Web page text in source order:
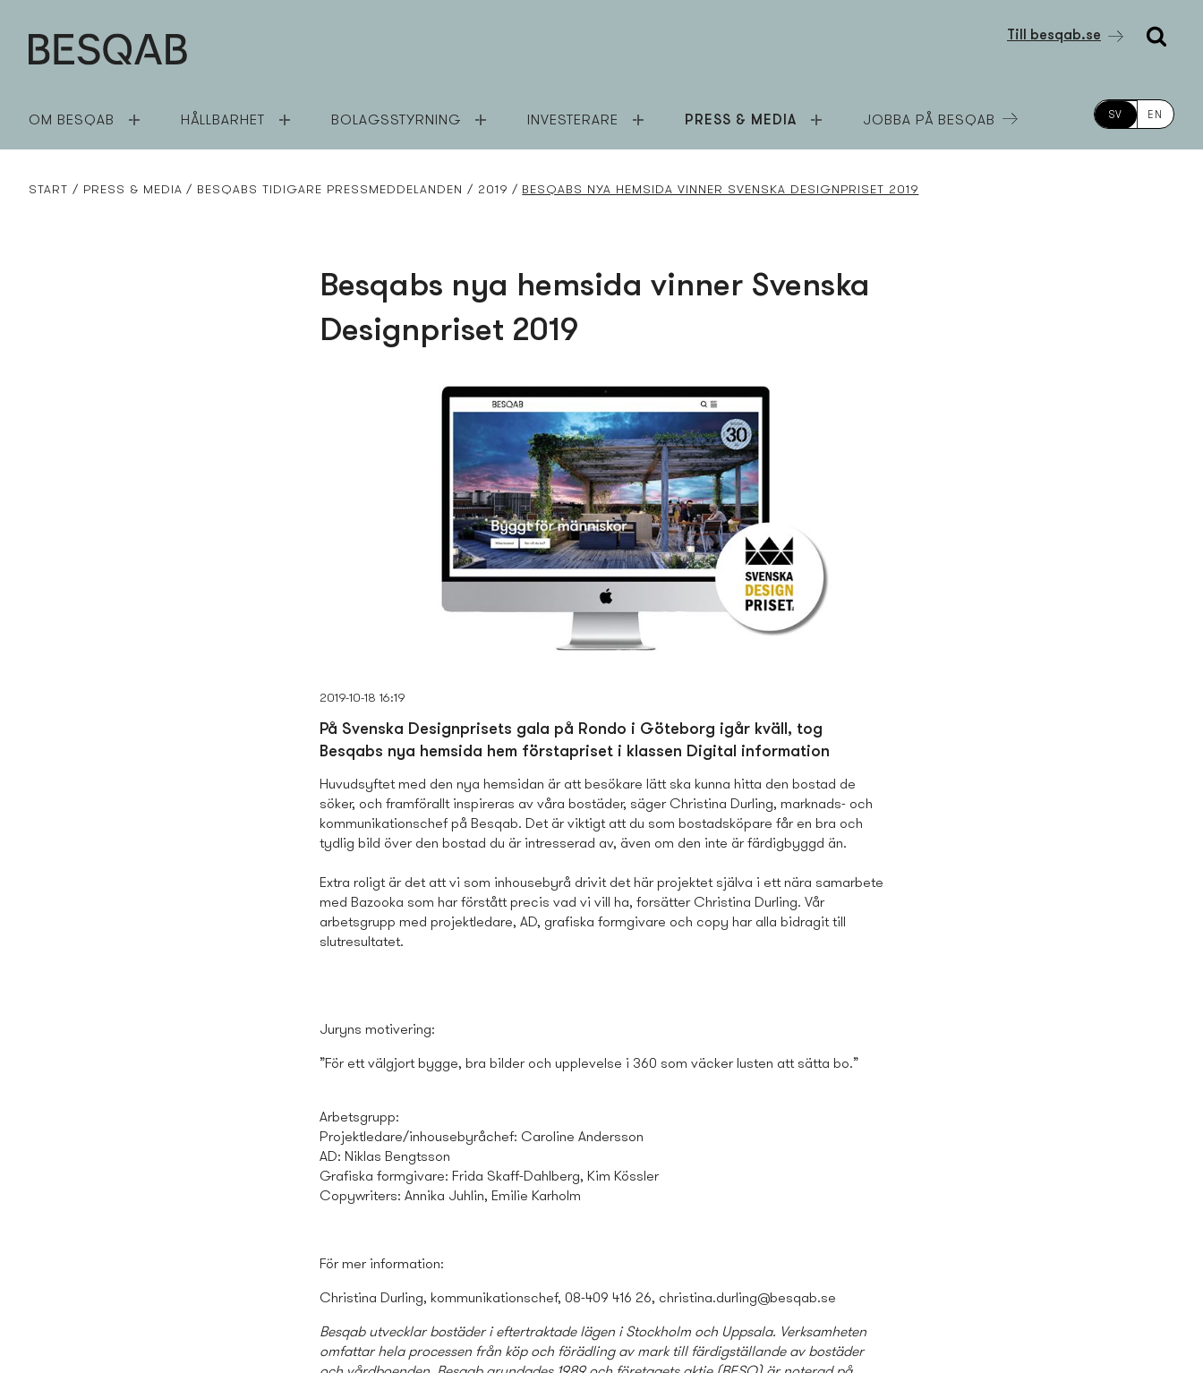
Till besqab.se
OM BESQAB HÅLLBARHET BOLAGSSTYRNING INVESTERARE PRESS & MEDIA JOBBA PÅ BESQAB SV EN
START PRESS­ & MEDIA BESQABS TIDIGARE PRESS­MEDDELANDEN 2019 BESQABS NYA HEMSIDA VINNER SVENSKA DESIGNPRISET 2019
Besqabs nya hemsida vinner Svenska
Designpriset 2019
2019-10-18 16:19
På Svenska Designprisets gala på Rondo i Göteborg igår kväll, tog
Besqabs nya hemsida hem förstapriset i klassen Digital information
Huvudsyftet med den nya hemsidan är att besökare lätt ska kunna hitta den bostad de
söker, och framförallt inspireras av våra bostäder, säger Christina Durling, marknads- och
kommunikationschef på Besqab. Det är viktigt att du som bostads­köpare får en bra och
tydlig bild över den bostad du är intresserad av, även om den inte är färdigbyggd än.
Extra roligt är det att vi som inhousebyrå drivit det här projektet själva i ett nära samarbete
med Bazooka som har förstått precis vad vi vill ha, forsätter Christina Durling. Vår
arbetsgrupp med projektledare, AD, grafiska formgivare och copy har alla bidragit till
slutresultatet.
Juryns motivering:
”För ett välgjort bygge, bra bilder och upplevelse i 360 som väcker lusten att sätta bo.”
Arbetsgrupp:
Projektledare/inhousebyråchef: Caroline Andersson
AD: Niklas Bengtsson
Grafiska formgivare: Frida Skaff-Dahlberg, Kim Kössler
Copywriters: Annika Juhlin, Emilie Karholm
För mer information:
Christina Durling, kommunikationschef, 08-409 416 26, christina.durling@besqab.se
Besqab utvecklar bostäder i eftertraktade lägen i Stockholm och Uppsala. Verksamheten
omfattar hela processen från köp och förädling av mark till färdigställande av bostäder